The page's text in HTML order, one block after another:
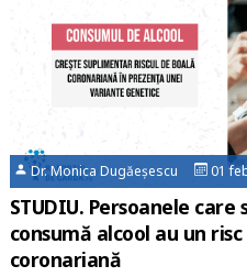
Dr. Monica Dugăeșescu 01
STUDIU. Persoanele
consumă alcool au un
coronariană